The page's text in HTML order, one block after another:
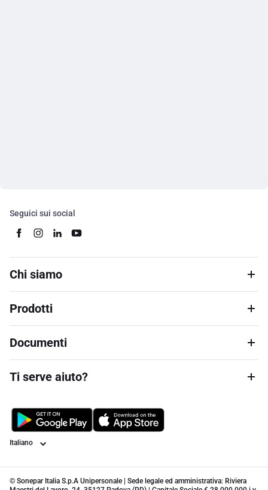
Seguici sui social
Chi siamo
Prodotti
Documenti
Ti serve aiuto?
Lingua
© Sonepar Italia S.p.A Unipersonale | Sede legale ed amministrativa: Riviera